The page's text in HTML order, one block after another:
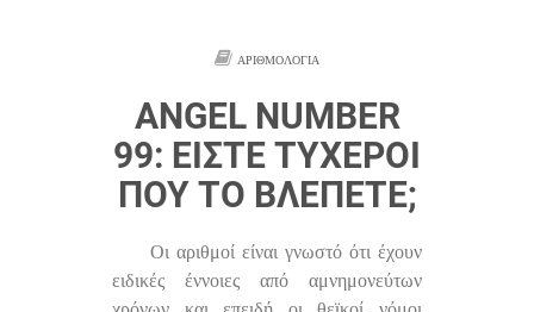
ΑΡΙΘΜΟΛΟΓΊΑ
ANGEL NUMBER
99: ΕΊΣΤΕ ΤΥΧΕΡΟΊ
ΠΟΥ ΤΟ ΒΛΈΠΕΤΕ;
Οι αριθμοί είναι γνωστό ότι έχουν
ειδικές έννοιες από αμνημονεύτων